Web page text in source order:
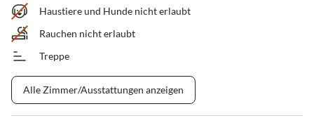
Haustiere und Hunde nicht erlaubt
Rauchen nicht erlaubt
Treppe
Alle Zimmer/Ausstattungen anzeigen